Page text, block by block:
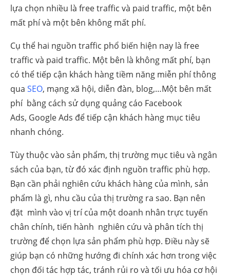
lựa chọn nhiều là free traffic và paid traffic, một bên
mất phí và một bên không mất phí.
Cụ thể hai nguồn traffic phổ biến hiện nay là free
traffic và paid traffic. Một bên là không mất phí, bạn
có thể tiếp cận khách hàng tiềm năng miễn phí thông
qua SEO, mạng xã hội, diễn đàn, blog,…Một bên mất
phí bằng cách sử dụng quảng cáo Facebook
Ads, Google Ads để tiếp cận khách hàng mục tiêu
nhanh chóng.
Tùy thuộc vào sản phẩm, thị trường mục tiêu và ngân
sách của bạn, từ đó xác định nguồn traffic phù hợp.
Bạn cần phải nghiên cứu khách hàng của mình, sản
phẩm là gì, nhu cầu của thị trường ra sao. Bạn nên
đặt mình vào vị trí của một doanh nhân trực tuyến
chân chính, tiến hành nghiên cứu và phân tích thị
trường để chọn lựa sản phẩm phù hợp. Điều này sẽ
giúp bạn có những hướng đi chính xác hơn trong việc
chọn đối tác hợp tác, tránh rủi ro và tối ưu hóa cơ hội